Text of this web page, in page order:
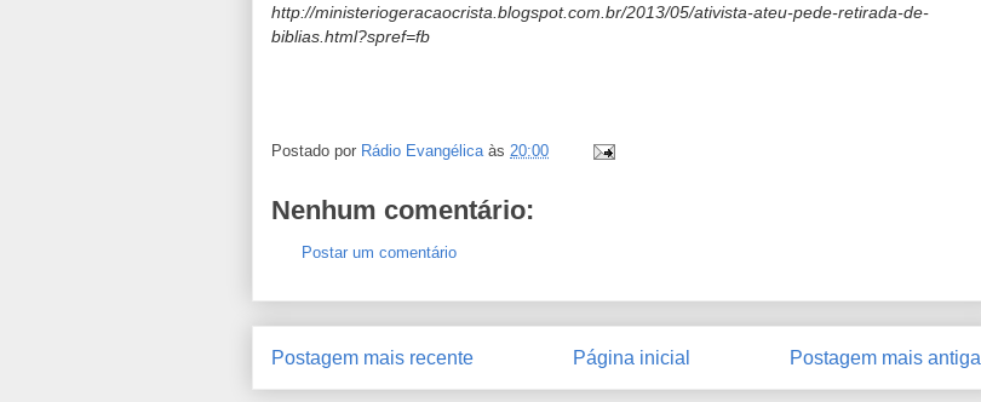
http://ministeriogeracaocrista.blogspot.com.br/2013/05/ativista-ateu-pede-retirada-de-
biblias.html?spref=fb
Postado por Rádio Evangélica às 20:00
Nenhum comentário:
Postar um comentário
Postagem mais recente Postagem mais antiga
Página inicial